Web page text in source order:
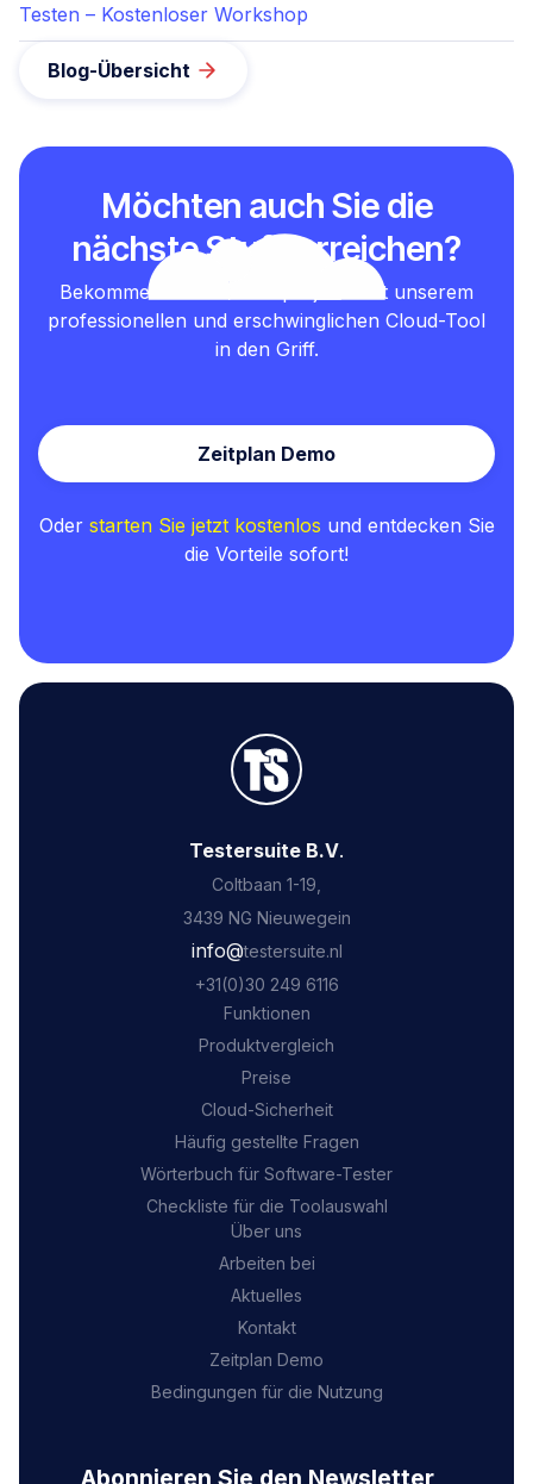
Testen – Kostenloser Workshop
Blog-Übersicht
Möchten auch Sie die
nächste Stufe erreichen?
Bekommen Sie Ihre Testprojekte mit unserem
professionellen und erschwinglichen Cloud-Tool
in den Griff.
Zeitplan Demo
Oder starten Sie jetzt kostenlos und entdecken Sie
die Vorteile sofort!
Testersuite B.V.
Coltbaan 1-19,
3439 NG Nieuwegein
‍info@testersuite.nl
‍+31 (0)30 249 6116
Funktionen
Produktvergleich
Preise
Cloud-Sicherheit
Häufig gestellte Fragen
Wörterbuch für Software-Tester
Checkliste für die Toolauswahl
Über uns
Arbeiten bei
Aktuelles
Kontakt
Zeitplan Demo
Bedingungen für die Nutzung